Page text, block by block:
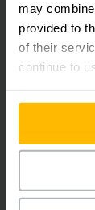
may
provided to
of their
continue to
Como toda
já
tecnologia
equipamento
longo prazo.